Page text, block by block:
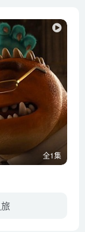
全1集